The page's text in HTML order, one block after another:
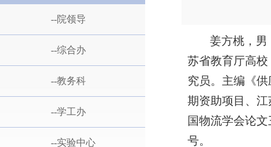
--院领导
--综合办
--教务科
--学工办
--实验中心
姜方桃，男
苏省教育厅高
究员。主编《
期资助项目、
国物流学会论
号。